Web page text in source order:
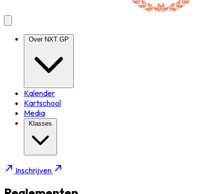
Over NXT GP
Kalender
Kartschool
Media
Klasses
Inschrijven